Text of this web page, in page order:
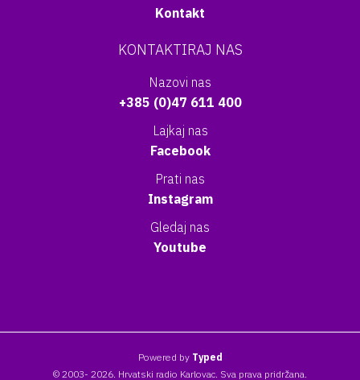
Kontakt
KONTAKTIRAJ NAS
Nazovi nas
+385 (0)47 611 400
Lajkaj nas
Facebook
Prati nas
Instagram
Gledaj nas
Youtube
Powered by Typed
© 2003- 2026. Hrvatski radio Karlovac. Sva prava pridržana.